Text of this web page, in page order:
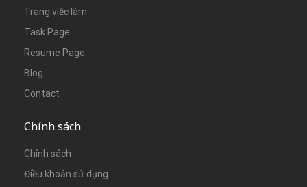
Trang việc làm
Task Page
Resume Page
Blog
Contact
Chính sách
Chính sách
Điều khoản sử dụng